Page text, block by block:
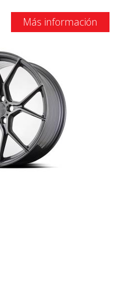
Más información